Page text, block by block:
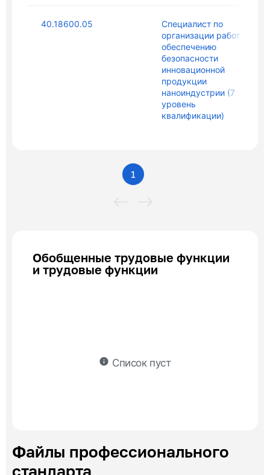
40.18600.05
Специалист по
организации работ по
обеспечению
безопасности
инновационной
продукции
наноиндустрии (7
уровень
квалификации)
1
Обобщенные трудовые функции
и трудовые функции
info Список пуст
Файлы профессионального
стандарта